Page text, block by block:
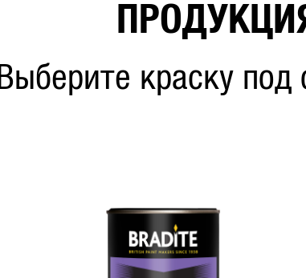
Выберите краску